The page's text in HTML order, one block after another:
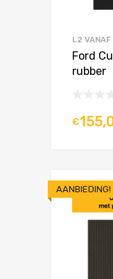
L2
Ford
rubber
€
AANBIEDING!